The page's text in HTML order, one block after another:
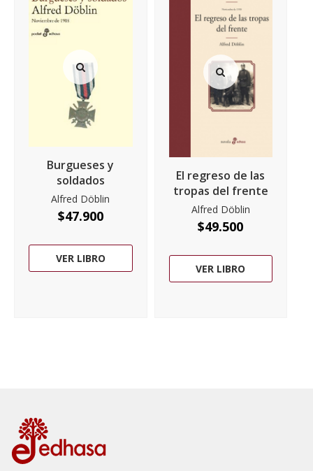
Burgueses y
soldados
Alfred Döblin
$47.900
VER LIBRO
El regreso de las
tropas del frente
Alfred Döblin
$49.500
VER LIBRO